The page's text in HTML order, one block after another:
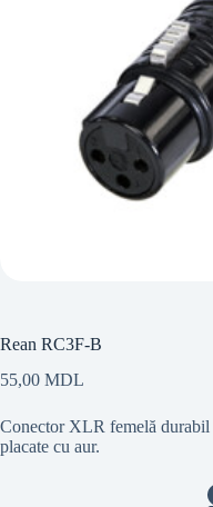
Rean RC3F-B
55,00 MDL
Conector XLR femelă durabil
placate cu aur.